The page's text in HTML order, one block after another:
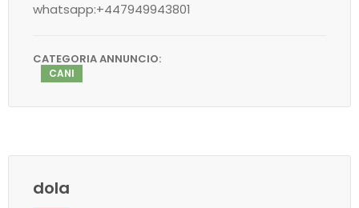
whatsapp:+447949943801
CATEGORIA ANNUNCIO:
CANI
dola